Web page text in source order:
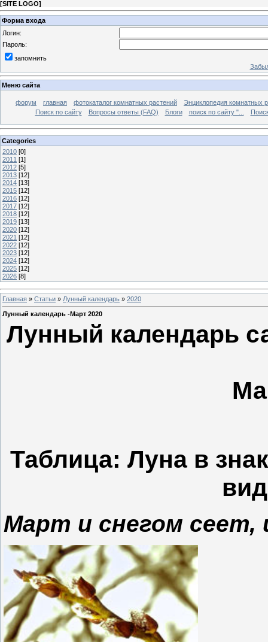
[SITE LOGO]
Форма входа
Логин:
Пароль:
запомнить
Меню сайта
форум главная фотокаталог комнатных растений
Энциклопедия комнатных
Поиск по сайту
Вопросы ответы (FAQ) Блоги поиск по сайту "...
Categories
2010 [0]
2011 [1]
2012 [5]
2013 [12]
2014 [13]
2015 [12]
2016 [12]
2017 [12]
2018 [12]
2019 [13]
2020 [12]
2021 [12]
2022 [12]
2023 [12]
2024 [12]
2025 [12]
2026 [8]
Главная » Статьи » Лунный календарь » 2020
Лунный календарь -Март 2020
Лунный календарь
Таблица: Луна в
Март и снегом сеет,